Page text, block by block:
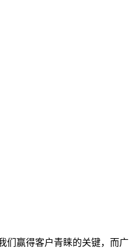
们赢得客户青睐的关键，而广